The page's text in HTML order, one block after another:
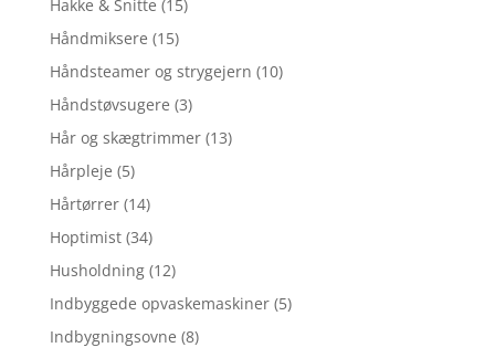
Hakke & Snitte (15)
Håndmiksere (15)
Håndsteamer og strygejern (10)
Håndstøvsugere (3)
Hår og skægtrimmer (13)
Hårpleje (5)
Hårtørrer (14)
Hoptimist (34)
Husholdning (12)
Indbyggede opvaskemaskiner (5)
Indbygningsovne (8)